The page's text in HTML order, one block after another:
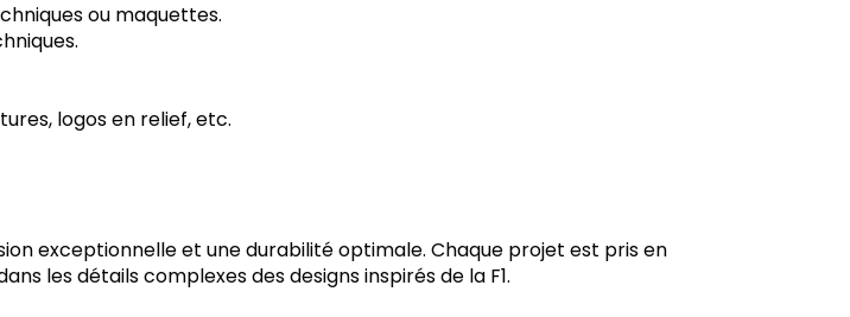
ou maquettes.
logos en relief, etc.
exceptionnelle et une durabilité optimale. Chaque projet est pris en
les détails complexes des designs inspirés de la F1.